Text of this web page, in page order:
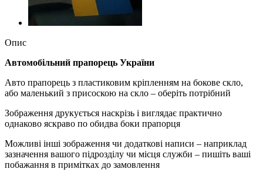
Опис
Автомобільний прапорець України
Авто прапорець з пластиковим кріпленням на бокове скло,
або маленький з присоскою на скло – оберіть потрібний
Зображення друкується наскрізь і виглядає практично
однаково яскраво по обидва боки прапорця
Можливі інші зображення чи додаткові написи – наприклад
зазначення вашого підрозділу чи місця служби – пишіть ваші
побажання в примітках до замовлення